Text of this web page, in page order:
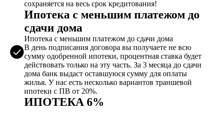
сохраняется на весь срок кредитования!
Ипотека с меньшим платежом до
сдачи дома
Ипотека с меньшим платежом до сдачи дома
В день подписания договора вы получаете не всю
сумму одобренной ипотеки, процентная ставка будет
действовать только на эту часть. За 3 месяца до сдачи
дома банк выдаст оставшуюся сумму для оплаты
жилья. У нас есть несколько вариантов траншевой
ипотеки с ПВ от 20%.
ИПОТЕКА 6%